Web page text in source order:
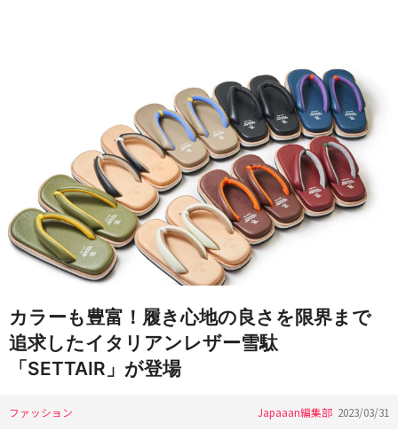
カラーも豊富！履き心地の良さを限界まで
追求したイタリアンレザー雪駄
「SETTAIR」が登場
ファッション Japaaan編集部 2023/03/31